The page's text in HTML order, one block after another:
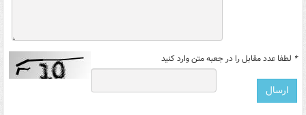
* لطفا عدد مقابل را در جعبه متن وارد کنید